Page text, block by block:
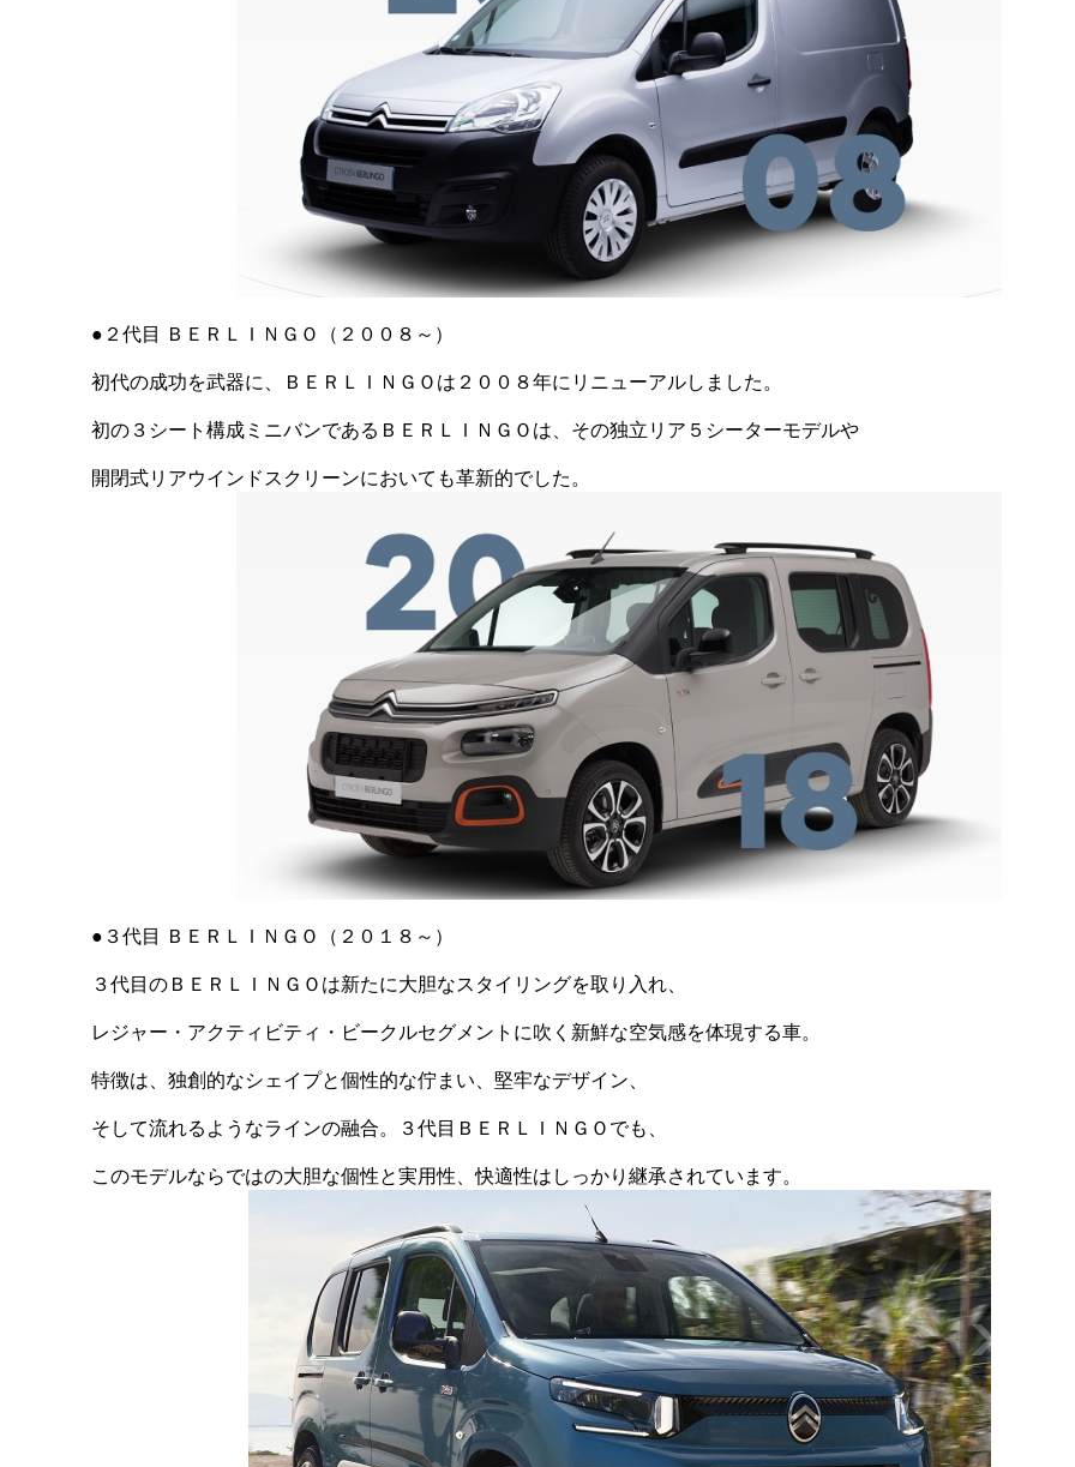
●２代目 ＢＥＲＬＩＮＧＯ（２００８～）
初代の成功を武器に、ＢＥＲＬＩＮＧＯは２００８年にリニューアルしました。
初の３シート構成ミニバンであるＢＥＲＬＩＮＧＯは、その独立リア５シーターモデルや
開閉式リアウインドスクリーンにおいても革新的でした。
●３代目 ＢＥＲＬＩＮＧＯ（２０１８～）
３代目のＢＥＲＬＩＮＧＯは新たに大胆なスタイリングを取り入れ、
レジャー・アクティビティ・ビークルセグメントに吹く新鮮な空気感を体現する車。
特徴は、独創的なシェイプと個性的な佇まい、堅牢なデザイン、
そして流れるようなラインの融合。３代目ＢＥＲＬＩＮＧＯでも、
このモデルならではの大胆な個性と実用性、快適性はしっかり継承されています。